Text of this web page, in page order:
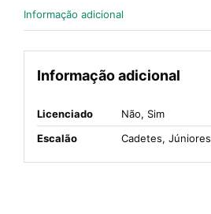
Informação adicional
Informação adicional
Licenciado
Não, Sim
Escalão
Cadetes, Júniores